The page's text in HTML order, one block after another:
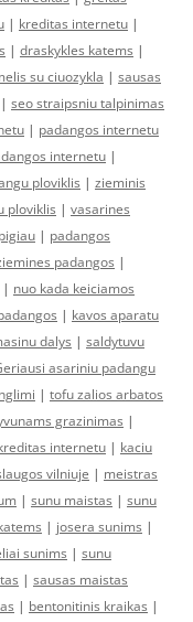
| kreditas internetu |
| draskykles katems |
su ciuozykla | sausas
| seo straipsniu talpinimas
| padangos internetu
internetu |
ploviklis | zieminis
ploviklis | vasarines
| padangos
padangos |
| nuo kada keiciamos
| kavos aparatu
dalys | saldytuvu
asariniu padangu
| tofu zalios arbatos
grazinimas |
internetu | kaciu
vilniuje | meistras
| sunu maistas | sunu
| josera sunims |
sunims | sunu
| sausas maistas
| bentonitinis kraikas |